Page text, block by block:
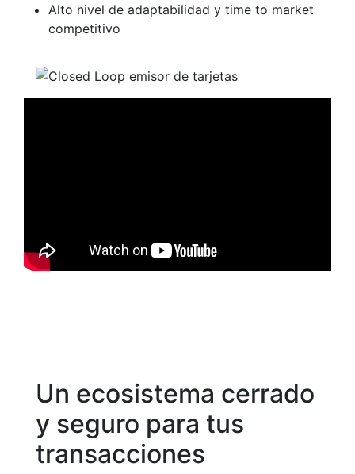
Alto nivel de adaptabilidad y time to market
competitivo
Un ecosistema cerrado
y seguro para tus
transacciones